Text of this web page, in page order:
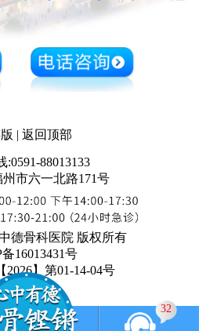
| 返回顶部
:0591-88013133
州市六一北路171号
德骨科医院 版权所有
16013431号
2026】第01-14-04号
47